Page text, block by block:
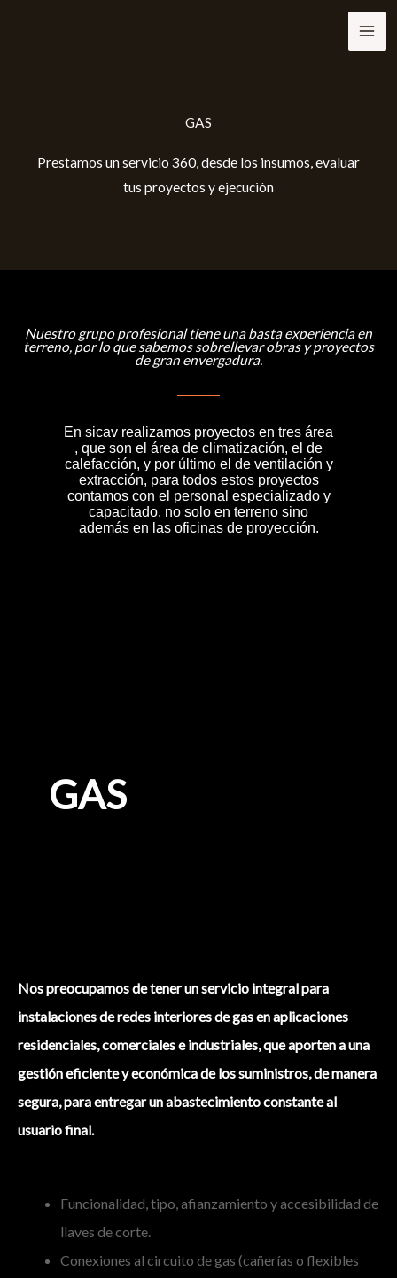
GAS
Prestamos un servicio 360, desde los insumos, evaluar
tus proyectos y ejecuciòn
Nuestro grupo profesional tiene una basta experiencia en
terreno, por lo que sabemos sobrellevar obras y proyectos
de gran envergadura.
En sicav realizamos proyectos en tres área
, que son el área de climatización, el de
calefacción, y por último el de ventilación y
extracción, para todos estos proyectos
contamos con el personal especializado y
capacitado, no solo en terreno sino
además en las oficinas de proyección.
GAS
Nos preocupamos de tener un servicio integral para
instalaciones de redes interiores de gas en aplicaciones
residenciales, comerciales e industriales, que aporten a una
gestión eficiente y económica de los suministros, de manera
segura, para entregar un abastecimiento constante al
usuario final.
Funcionalidad, tipo, afianzamiento y accesibilidad de
llaves de corte.
Conexiones al circuito de gas (cañerías o flexibles